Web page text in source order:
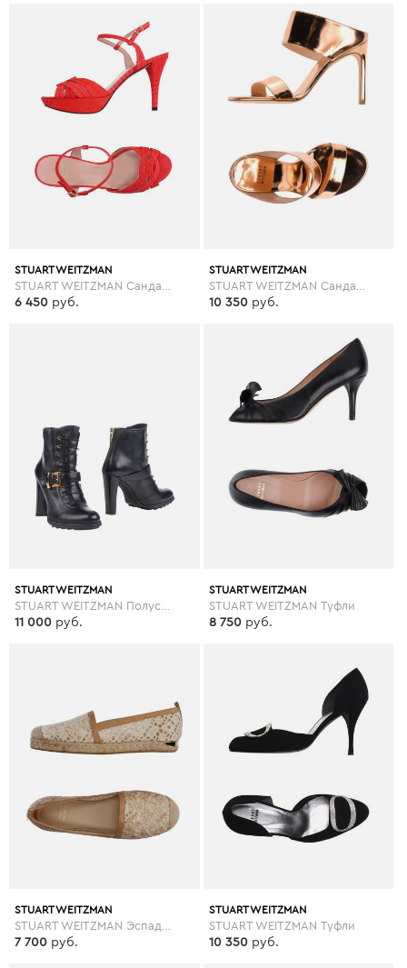
STUART WEITZMAN
6 450 руб.
STUART WEITZMAN
10 350 руб.
STUART WEITZMAN
11 000 руб.
STUART WEITZMAN
STUART WEITZMAN Туфли
8 750 руб.
STUART WEITZMAN
7 700 руб.
STUART WEITZMAN
STUART WEITZMAN Туфли
10 350 руб.